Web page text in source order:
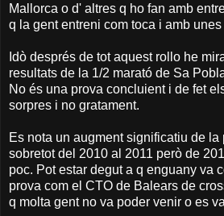
Mallorca o d' altres q ho fan amb
q la gent entreni com toca i amb unes
Idò després de tot aquest rollo he
resultats de la 1/2 marató de Sa
No és una prova concluient i de fet
sorpres i no gratament.
Es nota un augment significatiu de
sobretot del 2010 al 2011 però de
poc. Pot estar degut a q enguany va
prova com el CTO de Balears de
q molta gent no va poder venir o es